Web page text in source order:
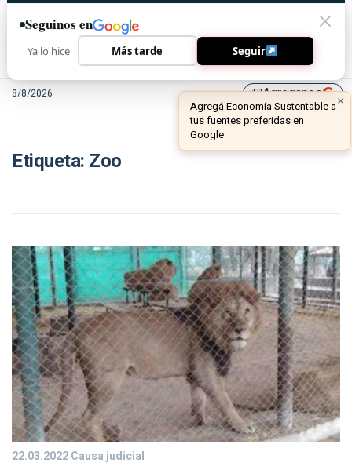
8/8/2026 library_addAgreganos ×
Agregá Economía Sustentable a
tus fuentes preferidas en
Google
Etiqueta: Zoo
22.03.2022Causa judicial
Seguinos en
Ya lo hice Más tarde Seguir